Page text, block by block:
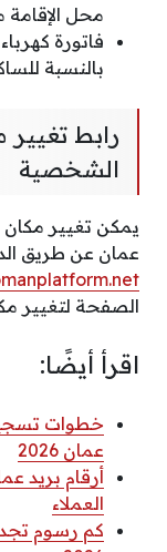
محل
فاتورة
بالنسبة
رابط تغيير
الشخصية
يمكن تغيير
عمان عن طريق
الصفحة لتغيير
اقرأ أيضًا:
خطوات
عمان 2026
العملاء
كم رسوم